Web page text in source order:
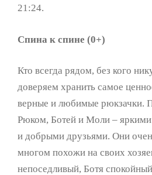
21:24.
Спина к спине (0+)
Кто всегда рядом, без кого
доверяем хранить самое
верные и любимые рюкзачки.
Рюком, Ботей и Моли –
и добрыми друзьями. Они
многом похожи на своих
непоседливый, Ботя